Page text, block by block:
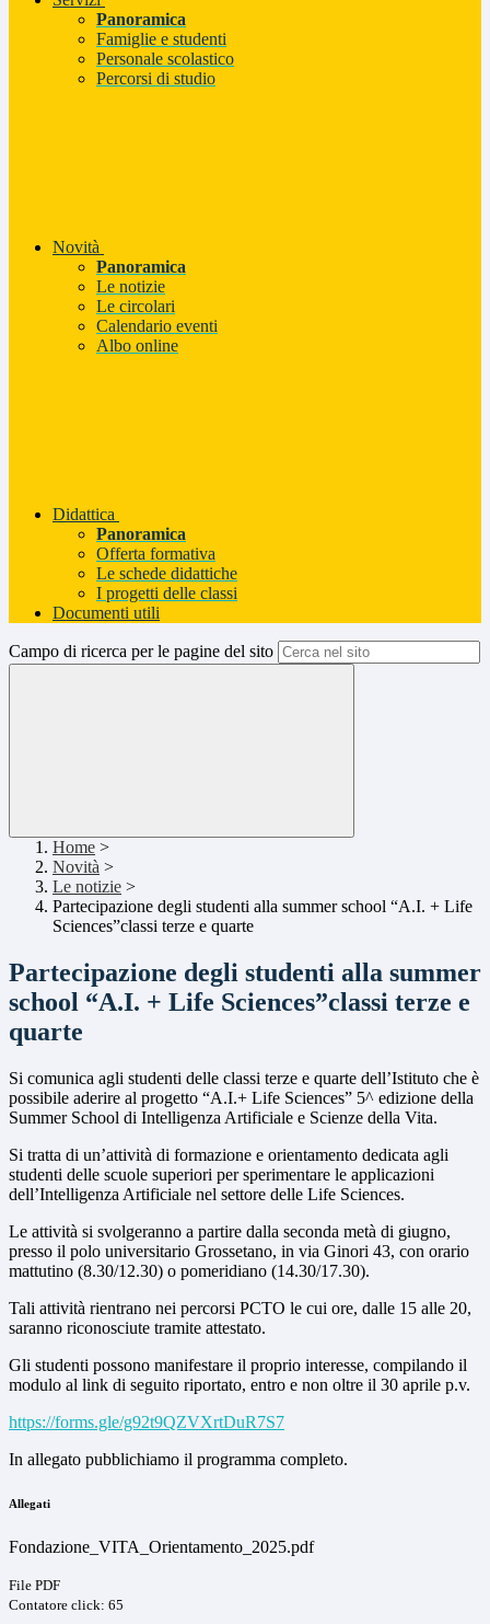
Panoramica
Famiglie e studenti
Personale scolastico
Percorsi di studio
Novità
Panoramica
Le notizie
Le circolari
Calendario eventi
Albo online
Didattica
Panoramica
Offerta formativa
Le schede didattiche
I progetti delle classi
Documenti utili
Campo di ricerca per le pagine del sito
Home >
Novità >
Le notizie >
Partecipazione degli studenti alla summer school “A.I. + Life
Sciences”classi terze e quarte
Partecipazione degli studenti alla summer
school “A.I. + Life Sciences”classi terze e
quarte
Si comunica agli studenti delle classi terze e quarte dell’Istituto che è
possibile aderire al progetto “A.I.+ Life Sciences” 5^ edizione della
Summer School di Intelligenza Artificiale e Scienze della Vita.
Si tratta di un’attività di formazione e orientamento dedicata agli
studenti delle scuole superiori per sperimentare le applicazioni
dell’Intelligenza Artificiale nel settore delle Life Sciences.
Le attività si svolgeranno a partire dalla seconda metà di giugno,
presso il polo universitario Grossetano, in via Ginori 43, con orario
mattutino (8.30/12.30) o pomeridiano (14.30/17.30).
Tali attività rientrano nei percorsi PCTO le cui ore, dalle 15 alle 20,
saranno riconosciute tramite attestato.
Gli studenti possono manifestare il proprio interesse, compilando il
modulo al link di seguito riportato, entro e non oltre il 30 aprile p.v.
https://forms.gle/g92t9QZVXrtDuR7S7
In allegato pubblichiamo il programma completo.
Allegati
Fondazione_VITA_Orientamento_2025.pdf
File PDF
Contatore click: 65